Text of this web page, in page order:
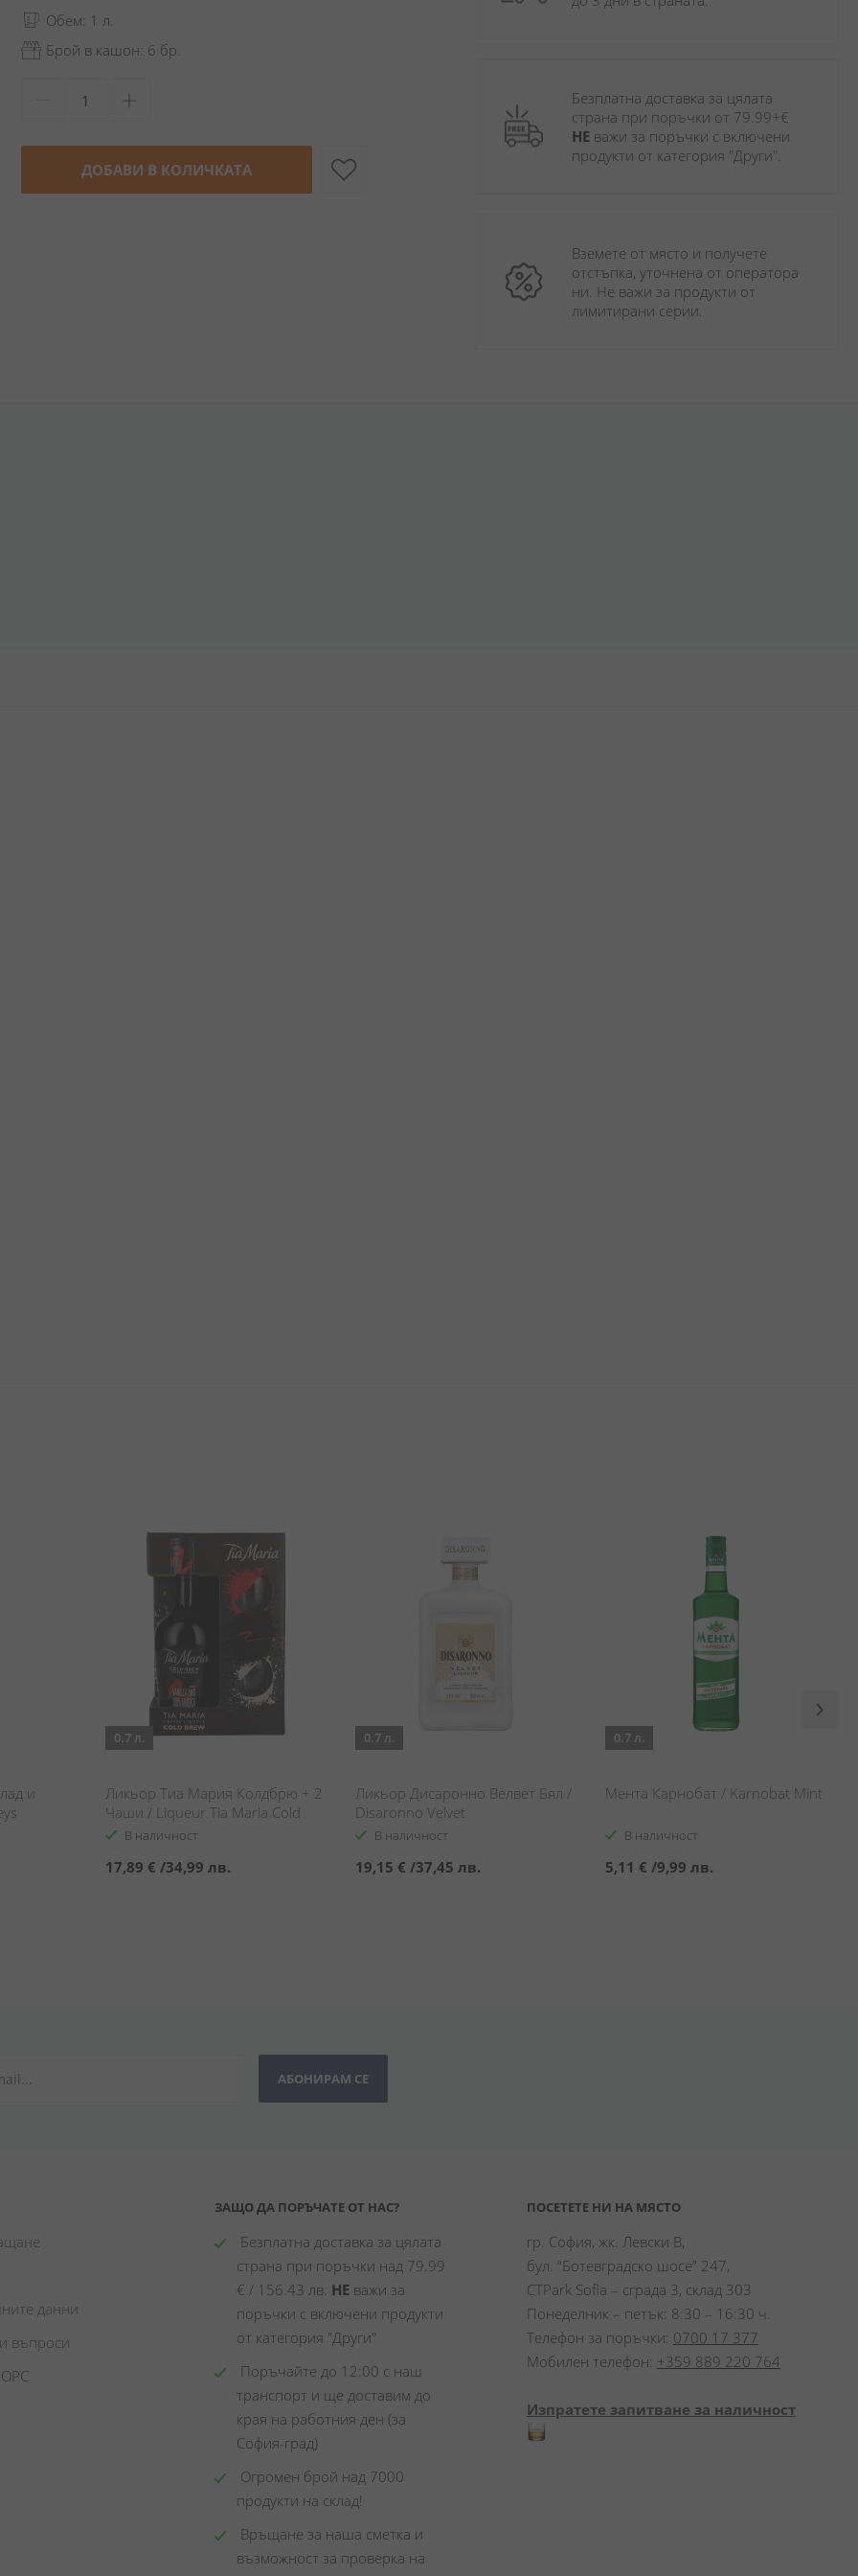
Обем: 1 л.
Брой в кашон: 6 бр.
ДОБАВИ В КОЛИЧКАТА
Безплатна доставка за цялата
НЕ важи за поръчки с включени
продукти от категория "Други".
Вземете от място и получете
отстъпка, уточнена от оператора
ни. Не важи за продукти от
лимитирани серии.
и
0.7 л.
Ликьор Тиа Мария Колдбрю + 2
Чаши / Liqueur Tia Maria Cold
Brew & Glasses Pack
В наличност
17,89 € /34,99 лв.
0.7 л.
Ликьор Дисаронно Велвет Бял /
Disaronno Velvet
В наличност
19,15 € /37,45 лв.
0.7 л.
Мента Карнобат / Karnobat Mint
В наличност
5,11 € /9,99 лв.
АБОНИРАМ СЕ
данни
въпроси
ЗАЩО ДА ПОРЪЧАТЕ ОТ НАС?
Безплатна доставка за цялата
страна при поръчки над 79.99
€ / 156.43 лв. НЕ важи за
поръчки с включени продукти
от категория "Други"
Поръчайте до 12:00 с наш
транспорт и ще доставим до
края на работния ден (за
София-град)
Огромен брой над 7000
продукти на склад!
Връщане за наша сметка и
възможност за проверка на
ПОСЕТЕТЕ НИ НА МЯСТО
гр. София, жк. Левски В,
бул. “Ботевградско шосе” 247,
CTPark Sofia – сграда 3, склад 303
Понеделник – петък: 8:30 – 16:30 ч.
Телефон за поръчки: 0700 17 377
Мобилен телефон: +359 889 220 764
Изпратете запитване за наличност